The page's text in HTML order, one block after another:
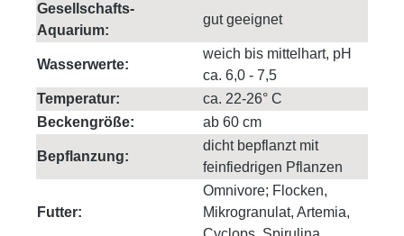
Gesellschafts-
Aquarium:
gut geeignet
Wasserwerte:
weich bis mittelhart, pH
ca. 6,0 - 7,5
Temperatur:
ca. 22-26° C
Beckengröße:
ab 60 cm
Bepflanzung:
dicht bepflanzt mit
feinfiedrigen Pflanzen
Futter:
Omnivore; Flocken,
Mikrogranulat, Artemia,